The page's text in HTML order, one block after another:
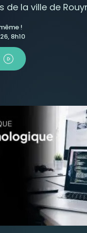
de la ville de
!
8h10